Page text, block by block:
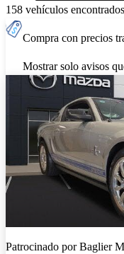
158 vehículos encontrados
Compra con precios
Mostrar solo avisos
Patrocinado porBaglier